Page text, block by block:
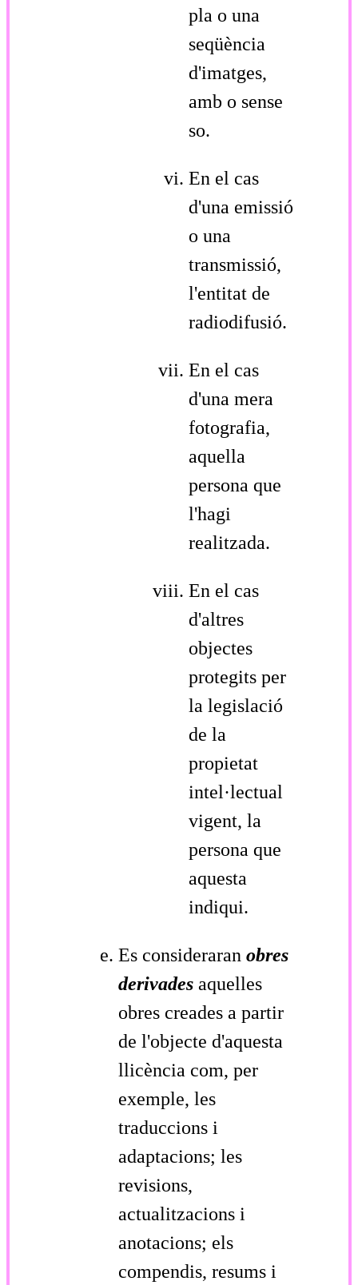
pla o una
seqüència
d'imatges,
amb o sense
so.
En el cas
d'una emissió
o una
transmissió,
l'entitat de
radiodifusió.
En el cas
d'una mera
fotografia,
aquella
persona que
l'hagi
realitzada.
En el cas
d'altres
objectes
protegits per
la legislació
de la
propietat
intel·lectual
vigent, la
persona que
aquesta
indiqui.
Es consideraran obres
derivades aquelles
obres creades a partir
de l'objecte d'aquesta
llicència com, per
exemple, les
traduccions i
adaptacions; les
revisions,
actualitzacions i
anotacions; els
compendis, resums i